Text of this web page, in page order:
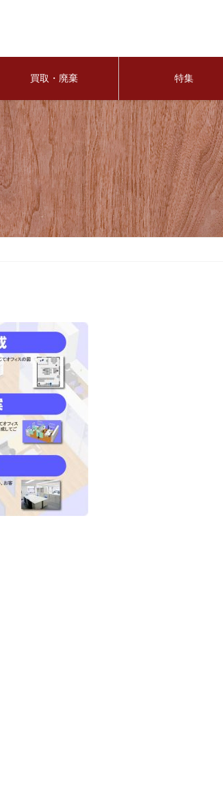
買取・廃棄 特集